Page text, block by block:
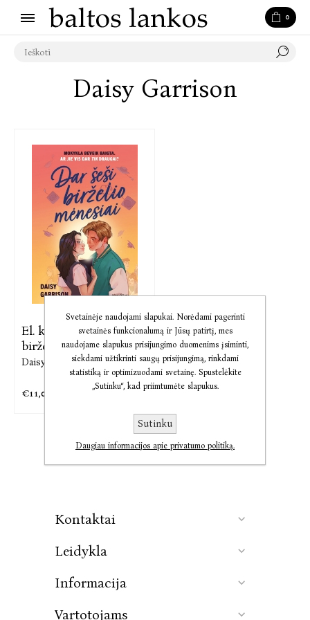
0
Daisy Garrison
El. knyga Dar šeši
birželio ...
Daisy Garrison
€11,01
Kontaktai
Leidykla
Informacija
Vartotojams
Svetainėje naudojami slapukai. Norėdami pagerinti
svetainės funkcionalumą ir Jūsų patirtį, mes
naudojame slapukus prisijungimo duomenims įsiminti,
siekdami užtikrinti saugų prisijungimą, rinkdami
statistiką ir optimizuodami svetainę. Spustelėkite
„Sutinku“, kad priimtumėte slapukus.
Sutinku
Daugiau informacijos apie privatumo politiką.